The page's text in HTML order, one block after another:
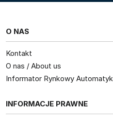
O NAS
Kontakt
O nas / About us
Informator Rynkowy
INFORMACJE PRAWNE